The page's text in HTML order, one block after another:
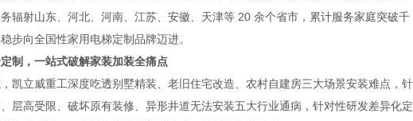
辐射山东、河北、河南、江苏、安徽、天津等 20 余个省市，累计服务家庭突破千
步向全国性家用电梯定制品牌迈进。
，一站式破解家装加装全痛点
立威重工深度吃透别墅精装、老旧住宅改造、农村自建房三大场景安装难点，针
层高受限、破坏原有装修、异形井道无法安装五大行业通病，针对性研发差异化定